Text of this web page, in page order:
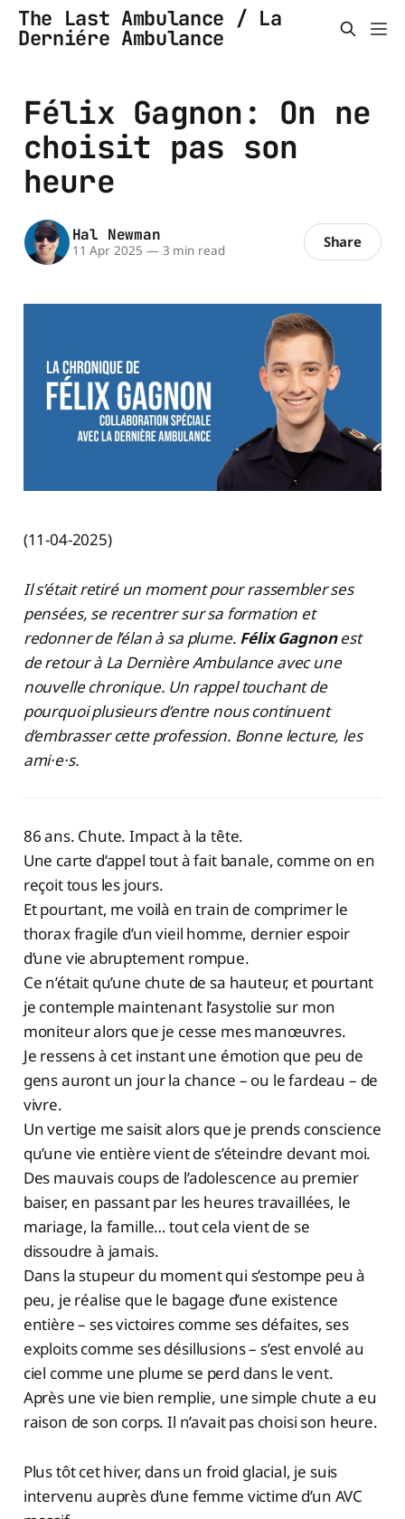
The Last Ambulance / La
Derniére Ambulance
Félix Gagnon: On ne
choisit pas son
heure
Hal Newman
11 Apr 2025 — 3 min read Share
(11-04-2025)
Il s’était retiré un moment pour rassembler ses
pensées, se recentrer sur sa formation et
redonner de l’élan à sa plume. Félix Gagnonest
de retour à La Dernière Ambulance avec une
nouvelle chronique. Un rappel touchant de
pourquoi plusieurs d’entre nous continuent
d’embrasser cette profession. Bonne lecture, les
ami·e·s.
86 ans. Chute. Impact à la tête.
Une carte d’appel tout à fait banale, comme on en
reçoit tous les jours.
Et pourtant, me voilà en train de comprimer le
thorax fragile d’un vieil homme, dernier espoir
d’une vie abruptement rompue.
Ce n’était qu’une chute de sa hauteur, et pourtant
je contemple maintenant l’asystolie sur mon
moniteur alors que je cesse mes manœuvres.
Je ressens à cet instant une émotion que peu de
gens auront un jour la chance – ou le fardeau – de
vivre.
Un vertige me saisit alors que je prends conscience
qu’une vie entière vient de s’éteindre devant moi.
Des mauvais coups de l’adolescence au premier
baiser, en passant par les heures travaillées, le
mariage, la famille… tout cela vient de se
dissoudre à jamais.
Dans la stupeur du moment qui s’estompe peu à
peu, je réalise que le bagage d’une existence
entière – ses victoires comme ses défaites, ses
exploits comme ses désillusions – s’est envolé au
ciel comme une plume se perd dans le vent.
Après une vie bien remplie, une simple chute a eu
raison de son corps. Il n’avait pas choisi son heure.
Plus tôt cet hiver, dans un froid glacial, je suis
intervenu auprès d’une femme victime d’un AVC